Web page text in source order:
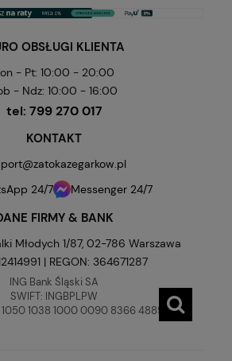
OBSŁUGI KLIENTA
- Pt: 10:00 - 20:00
- Ndz: 10:00 - 16:00
tel: 799 270 017
KONTAKT
24/7
Messenger 24/7
FIRMY & BANK
Młodych 1/87, 02-786 Warszawa
| REGON: 364671287
ING Bank Śląski SA
SWIFT: INGBPLPW
1050 1038 1000 0090 8366 4889